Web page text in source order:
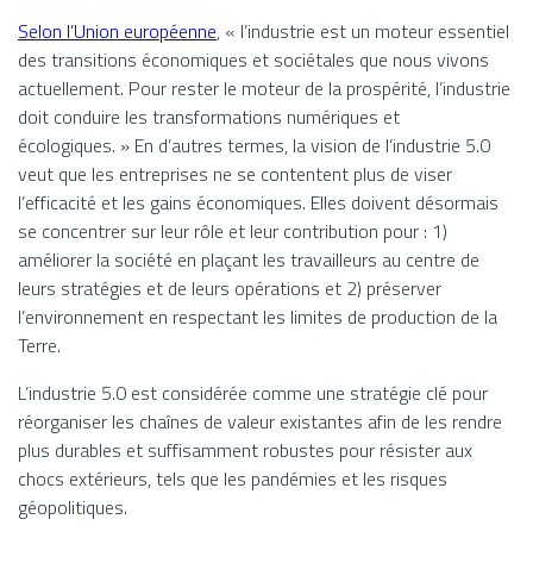
Selon l’Union européenne, « l’industrie est un moteur essentiel
des transitions économiques et sociétales que nous vivons
actuellement. Pour rester le moteur de la prospérité, l’industrie
doit conduire les transformations numériques et
écologiques. » En d’autres termes, la vision de l’industrie 5.0
veut que les entreprises ne se contentent plus de viser
l’efficacité et les gains économiques. Elles doivent désormais
se concentrer sur leur rôle et leur contribution pour : 1)
améliorer la société en plaçant les travailleurs au centre de
leurs stratégies et de leurs opérations et 2) préserver
l’environnement en respectant les limites de production de la
Terre.
L’industrie 5.0 est considérée comme une stratégie clé pour
réorganiser les chaînes de valeur existantes afin de les rendre
plus durables et suffisamment robustes pour résister aux
chocs extérieurs, tels que les pandémies et les risques
géopolitiques.